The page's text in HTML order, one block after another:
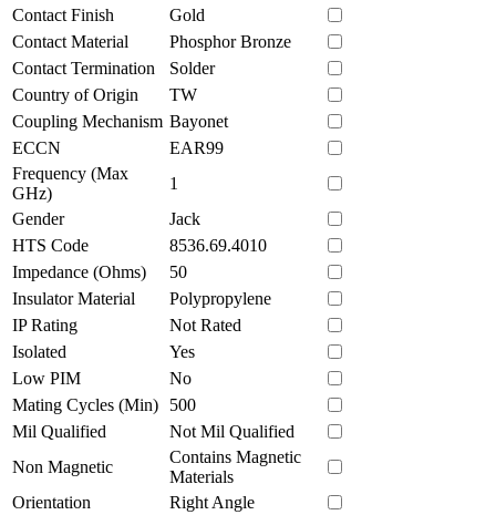
Contact Finish
Gold
Contact Material
Phosphor Bronze
Contact Termination
Solder
Country of Origin
TW
Coupling Mechanism Bayonet
ECCN
EAR99
Frequency (Max
GHz)
1
Gender
Jack
HTS Code
8536.69.4010
Impedance (Ohms)
50
Insulator Material
Polypropylene
IP Rating
Not Rated
Isolated
Yes
Low PIM
No
Mating Cycles (Min)
500
Mil Qualified
Not Mil Qualified
Non Magnetic
Contains Magnetic
Materials
Orientation
Right Angle